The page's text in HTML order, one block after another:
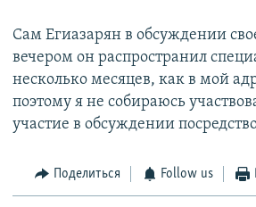
Сам Егиазарян в обсуждении
вечером он распространил
несколько месяцев, как в мой
поэтому я не собираюсь
участие в обсуждении
Поделиться Follow us